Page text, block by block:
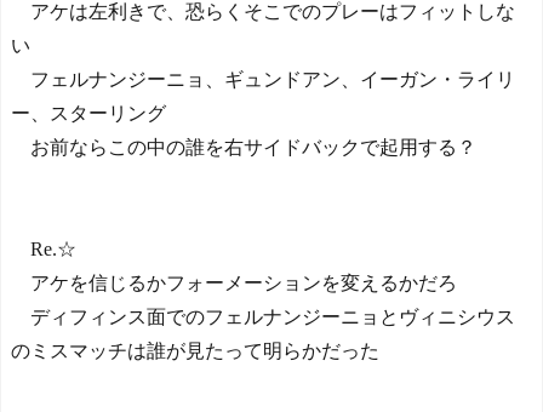
アケは左利きで、恐らくそこでのプレーはフィットしな
い
フェルナンジーニョ、ギュンドアン、イーガン・ライリ
ー、スターリング
お前ならこの中の誰を右サイドバックで起用する？
Re.☆
アケを信じるかフォーメーションを変えるかだろ
ディフィンス面でのフェルナンジーニョとヴィニシウス
のミスマッチは誰が見たって明らかだった